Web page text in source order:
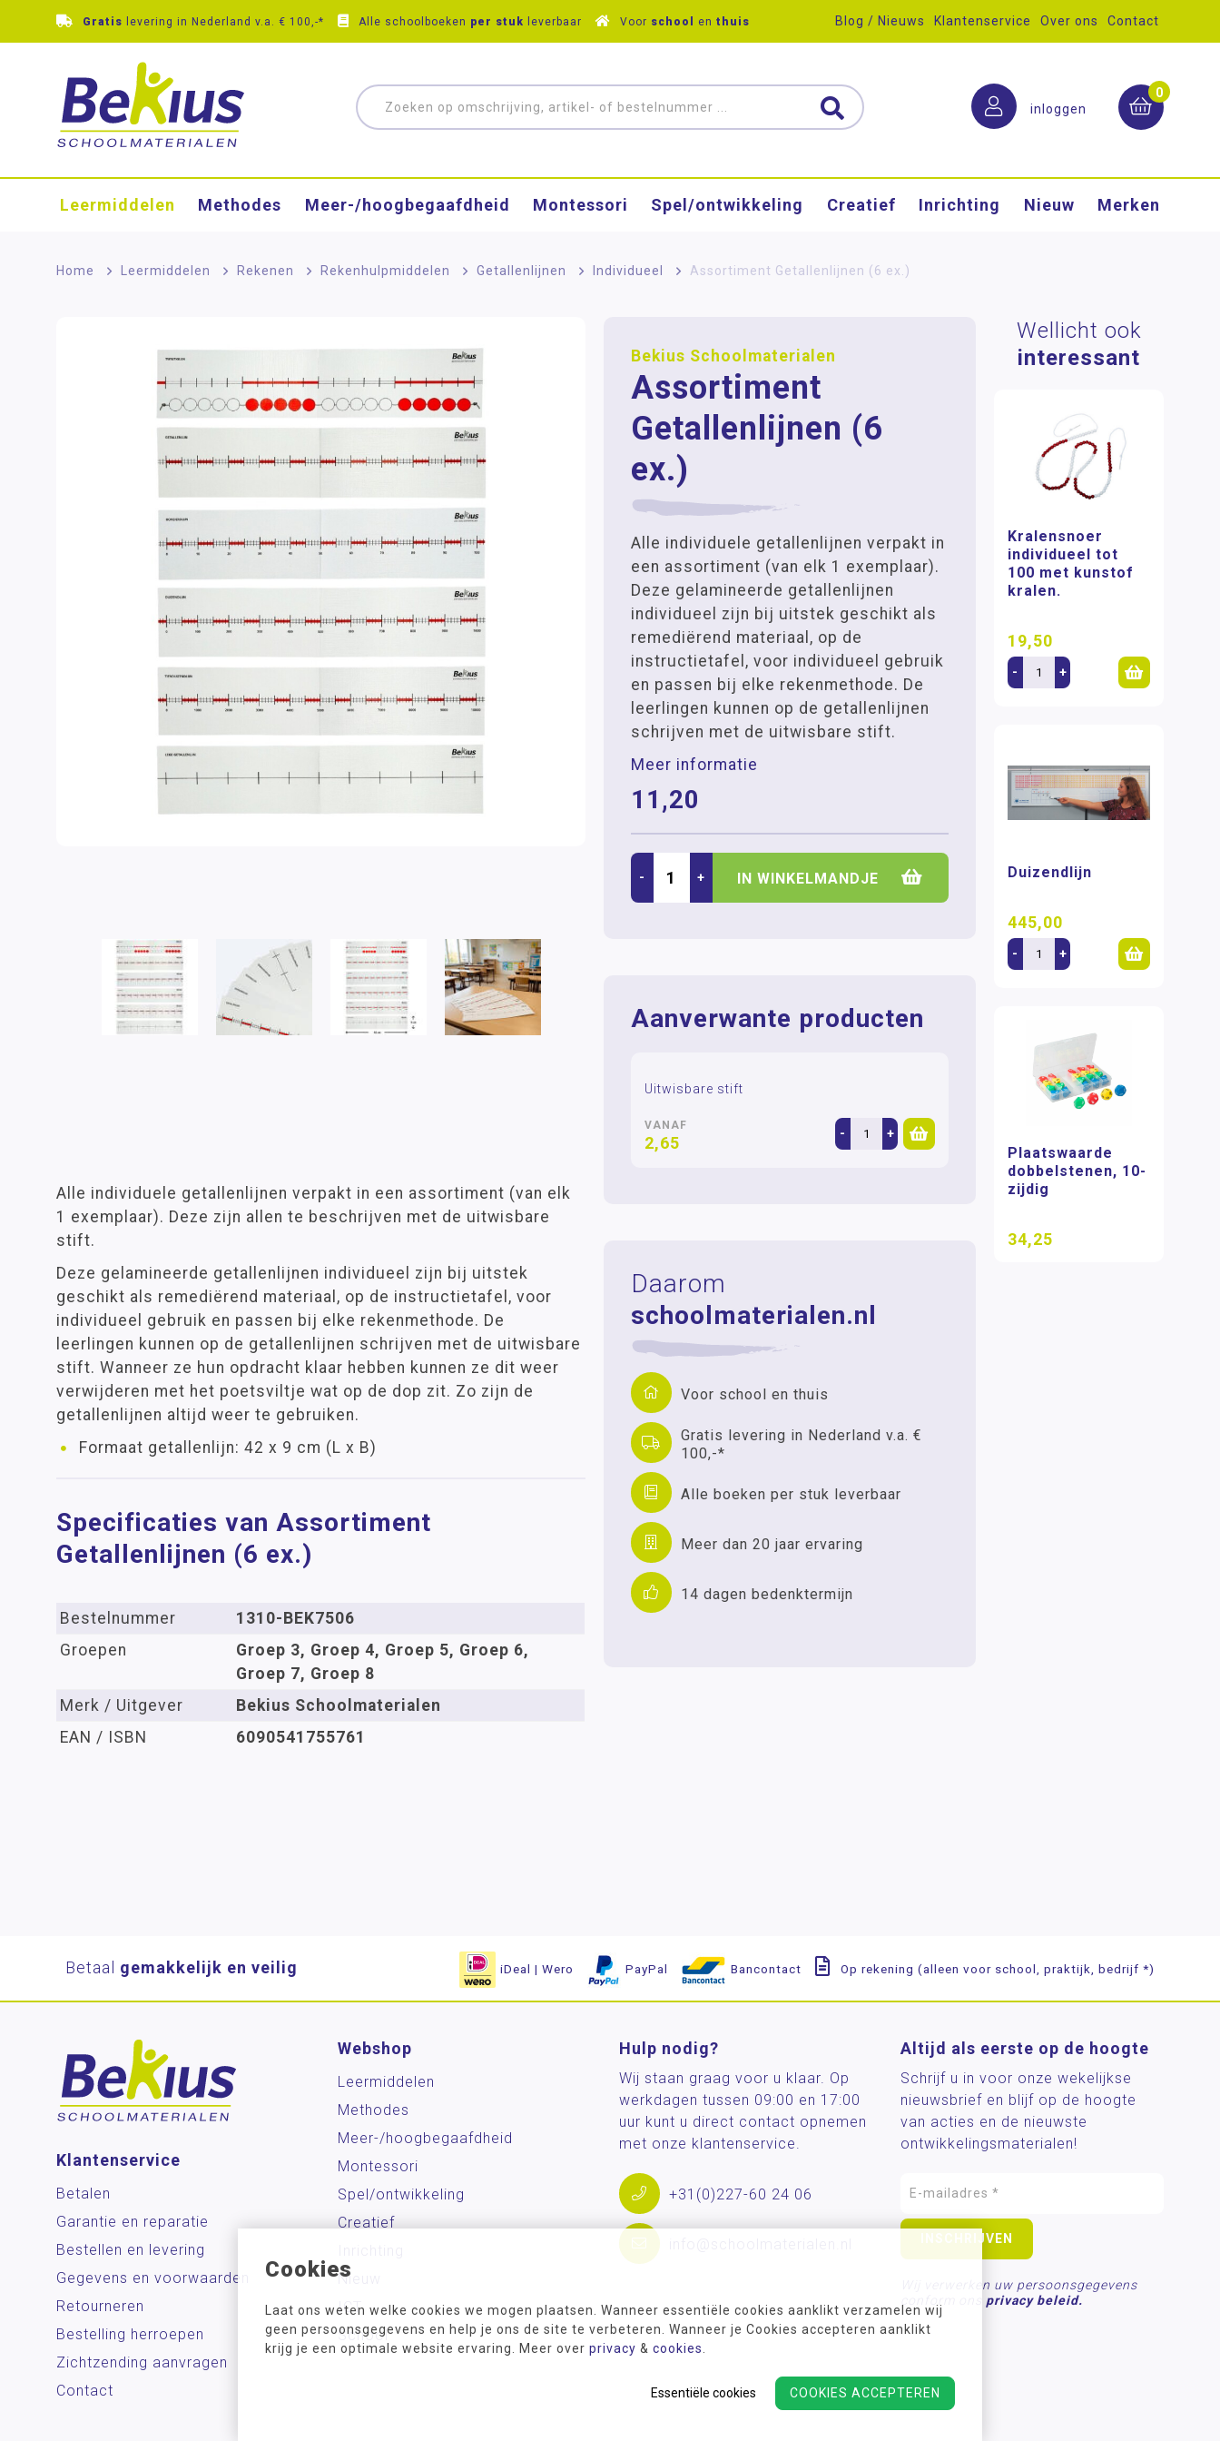
Cookies
Laat ons weten welke cookies we mogen plaatsen. Wanneer essentiële cookies aanklikt verzamelen wij
geen persoonsgegevens en help je ons de site te verbeteren. Wanneer je Cookies accepteren aanklikt
krijg je een optimale website ervaring. Meer over privacy & cookies
COOKIES ACCEPTEREN
Essentiële cookies
Gratis levering in Nederland v.a. € 100,-* Alle schoolboeken per stuk leverbaar Voor school en thuis Blog / Nieuws Klantenservice Over ons Contact
inloggen
0
Leermiddelen Methodes Meer-/hoog­begaafdheid Montessori Spel/ontwikkeling Creatief Inrichting Nieuw Merken
Home > Leermiddelen > Rekenen > Rekenhulpmiddelen > Getallenlijnen > Individueel > Assortiment Getallenlijnen (6 ex.)
Bekius Schoolmaterialen
Assortiment
Getallenlijnen (6
ex.)
Alle individuele getallenlijnen verpakt in
een assortiment (van elk 1 exemplaar).
Deze gelamineerde getallenlijnen
individueel zijn bij uitstek geschikt als
remediërend materiaal, op de
instructietafel, voor individueel gebruik
en passen bij elke rekenmethode. De
leerlingen kunnen op de getallenlijnen
schrijven met de uitwisbare stift.
Meer informatie
11,20
- + IN WINKELMANDJE
Aanverwante producten
Uitwisbare stift
VANAF
2,65 - +
Daarom
schoolmaterialen.nl
Voor school en thuis
Gratis levering in Nederland v.a. €
100,-*
Alle boeken per stuk leverbaar
Meer dan 20 jaar ervaring
14 dagen bedenktermijn
Alle individuele getallenlijnen verpakt in een assortiment (van elk
1 exemplaar). Deze zijn allen te beschrijven met de uitwisbare
stift.
Deze gelamineerde getallenlijnen individueel zijn bij uitstek
geschikt als remediërend materiaal, op de instructietafel, voor
individueel gebruik en passen bij elke rekenmethode. De
leerlingen kunnen op de getallenlijnen schrijven met de uitwisbare
stift. Wanneer ze hun opdracht klaar hebben kunnen ze dit weer
verwijderen met het poetsviltje wat op de dop zit. Zo zijn de
getallenlijnen altijd weer te gebruiken.
Formaat getallenlijn: 42 x 9 cm (L x B)
Specificaties van Assortiment
Getallenlijnen (6 ex.)
Bestelnummer
1310-BEK7506
Groepen
Groep 3, Groep 4, Groep 5, Groep 6,
Groep 7, Groep 8
Merk / Uitgever
Bekius Schoolmaterialen
EAN / ISBN
6090541755761
Wellicht ook
interessant
Kralensnoer
individueel tot
100 met kunstof
kralen.
19,50
- +
Duizendlijn
445,00
- +
Plaatswaarde
dobbelstenen, 10-
zijdig
34,25
Betaal gemakkelijk en veilig iDeal | Wero PayPal Bancontact Op rekening (alleen voor school, praktijk, bedrijf *)
Klantenservice
Betalen
Garantie en reparatie
Bestellen en levering
Gegevens en voorwaarden
Retourneren
Bestelling herroepen
Zichtzending aanvragen
Contact
Webshop
Leermiddelen
Methodes
Meer-/hoog­begaafdheid
Montessori
Spel/ontwikkeling
Creatief
Nieuw
ICT
School
Hulp nodig?
Wij staan graag voor u klaar. Op
werkdagen tussen 09:00 en 17:00
uur kunt u direct contact opnemen
met onze klantenservice.
+31(0)227-60 24 06
Altijd als eerste op de hoogte
Schrijf u in voor onze wekelijkse
nieuwsbrief en blijf op de hoogte
van acties en de nieuwste
ontwikkelingsmaterialen!
Wij verwerken uw persoonsgegevens
privacy beleid.